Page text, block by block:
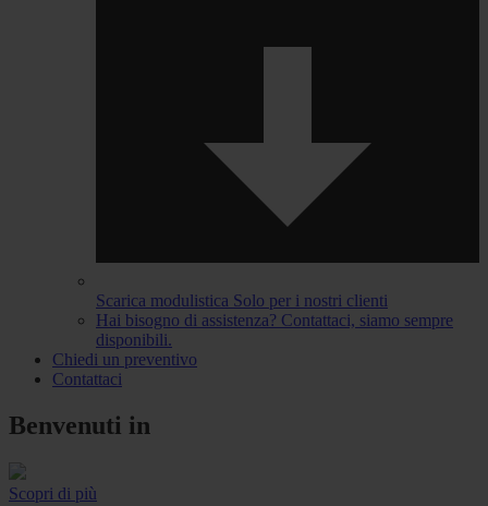
Scarica modulistica Solo per i nostri clienti
Hai bisogno di assistenza? Contattaci, siamo sempre
disponibili.
Chiedi un preventivo
Contattaci
Benvenuti in
Scopri di più